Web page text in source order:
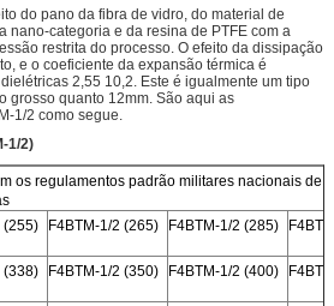
do pano da fibra de vidro, do material de
nano-categoria e da resina de PTFE com a
restrita do processo. O efeito da dissipação
e o coeficiente da expansão térmica é
2,55 10,2. Este é igualmente um tipo
grosso quanto 12mm. São aqui as
1/2 como segue.
1/2)
os regulamentos padrão militares nacionais de
(255) F4BTM-1/2 (265) F4BTM-1/2 (285)
(338) F4BTM-1/2 (350) F4BTM-1/2 (400)